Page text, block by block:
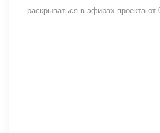
раскрываться в эфирах проекта от